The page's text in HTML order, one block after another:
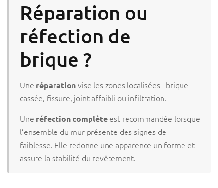
Réparation ou
réfection de
brique ?
Une réparationvise les zones localisées : brique
cassée, fissure, joint affaibli ou infiltration.
Une réfection complète est recommandée lorsque
l’ensemble du mur présente des signes de
faiblesse. Elle redonne une apparence uniforme et
assure la stabilité du revêtement.